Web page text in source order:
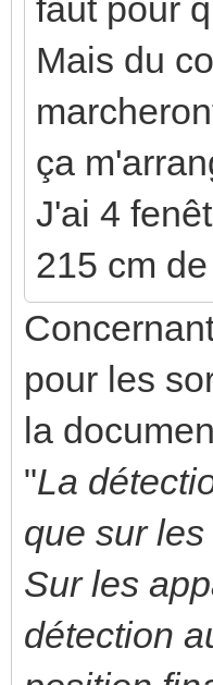
faut pour
Mais du
ça
J'ai 4
215 cm
pour les
la
"La
que sur
Sur les
détection